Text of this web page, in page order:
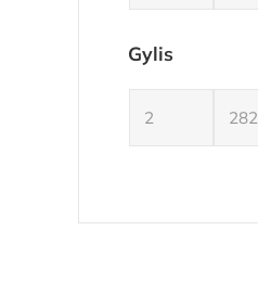
Gylis